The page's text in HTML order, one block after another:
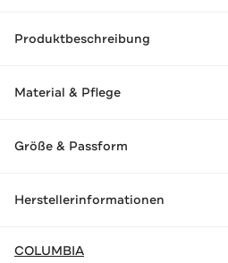
Produktbeschreibung
Material & Pflege
Größe & Passform
Herstellerinformationen
COLUMBIA